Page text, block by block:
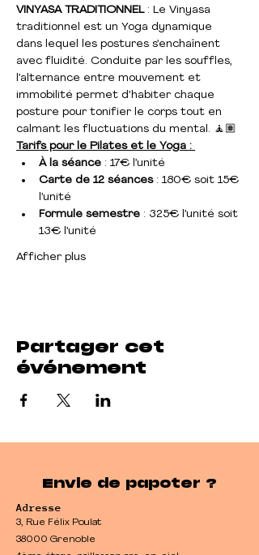
VINYASA TRADITIONNEL : Le Vinyasa
traditionnel est un Yoga dynamique
dans lequel les postures s’enchaînent
avec fluidité. Conduite par les souffles,
l’alternance entre mouvement et
immobilité permet d’habiter chaque
posture pour tonifier le corps tout en
calmant les fluctuations du mental. 🧘🏽
Tarifs pour le Pilates et le Yoga :
À la séance : 17€ l’unité
Carte de 12 séances : 180€ soit 15€
l’unité
Formule semestre : 325€ l’unité soit
13€ l’unité
Afficher plus
Partager cet
événement
Envie de papoter ?
Adresse
3, Rue Félix Poulat
38000 Grenoble